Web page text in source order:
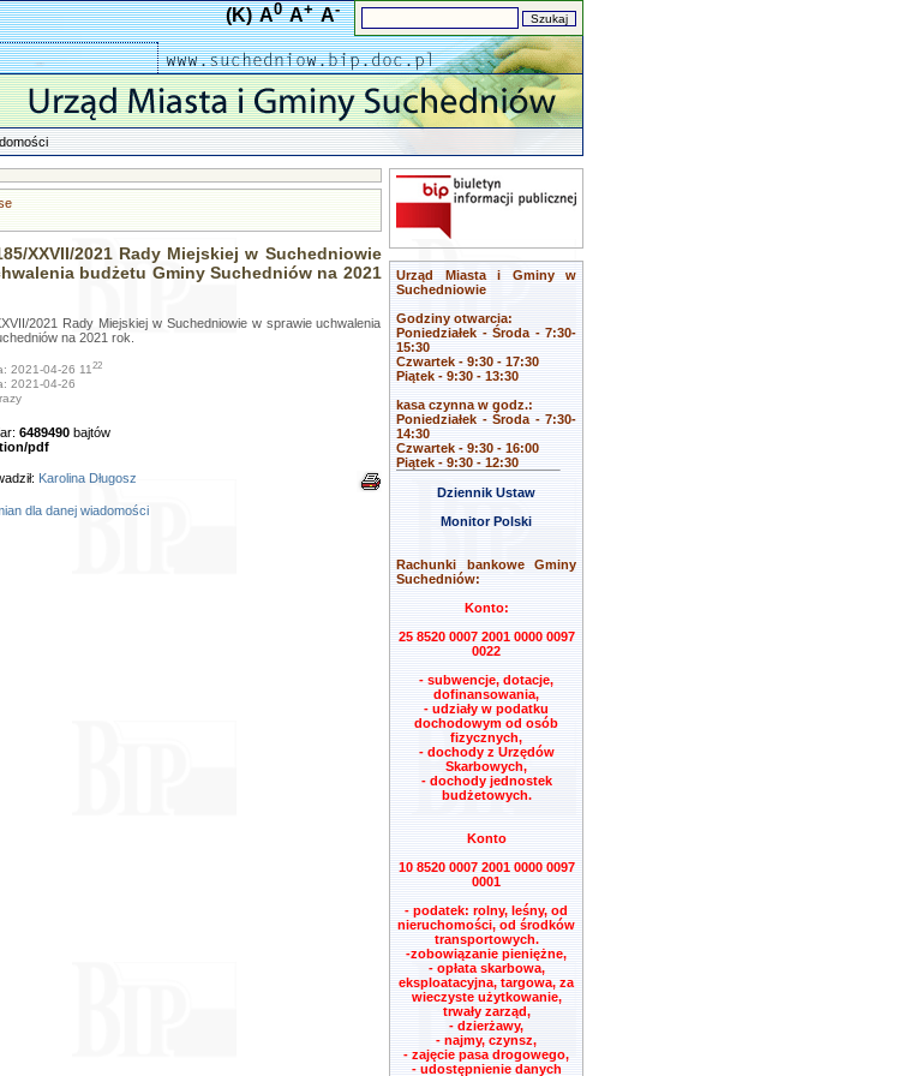
(K) A0 A+ A-
XXVII/2021 Rady Miejskiej w Suchedniowie
budżetu Gminy Suchedniów na 2021
2021 Rady Miejskiej w Suchedniowie w sprawie uchwalenia
na 2021 rok.
2021-04-26 1122
2021-04-26
razy
6489490bajtów
pdf
Karolina Długosz
dla danej wiadomości
Urząd Miasta i Gminy w
Suchedniowie
Godziny otwarcia:
Poniedziałek - Środa - 7:30-
15:30
Czwartek - 9:30 - 17:30
Piątek - 9:30 - 13:30
kasa czynna w godz.:
Poniedziałek - Środa - 7:30-
14:30
Czwartek - 9:30 - 16:00
Piątek - 9:30 - 12:30
Dziennik Ustaw
Monitor Polski
Rachunki bankowe Gminy
Suchedniów:
Konto:
25 8520 0007 2001 0000 0097
0022
- subwencje, dotacje,
dofinansowania,
- udziały w podatku
dochodowym od osób
fizycznych,
- dochody z Urzędów
Skarbowych,
- dochody jednostek
budżetowych.
Konto
10 8520 0007 2001 0000 0097
0001
- podatek: rolny, leśny, od
nieruchomości, od środków
transportowych.
-zobowiązanie pieniężne,
- opłata skarbowa,
eksploatacyjna, targowa, za
wieczyste użytkowanie,
trwały zarząd,
- dzierżawy,
- najmy, czynsz,
- zajęcie pasa drogowego,
- udostępnienie danych